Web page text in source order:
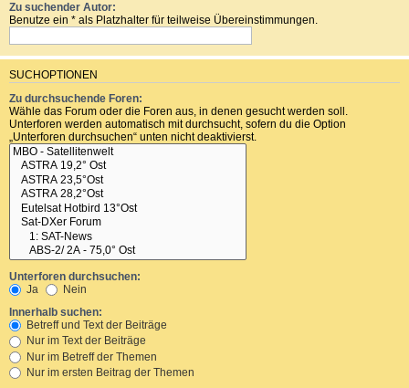
Zu suchender Autor:
Benutze ein * als Platzhalter für teilweise Übereinstimmungen.
SUCHOPTIONEN
Zu durchsuchende Foren:
Wähle das Forum oder die Foren aus, in denen gesucht werden soll.
Unterforen werden automatisch mit durchsucht, sofern du die Option
„Unterforen durchsuchen“ unten nicht deaktivierst.
Unterforen durchsuchen:
Ja
Nein
Innerhalb suchen:
Betreff und Text der Beiträge
Nur im Text der Beiträge
Nur im Betreff der Themen
Nur im ersten Beitrag der Themen